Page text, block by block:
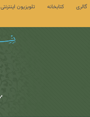
گالری کتابخانه تلویزیون اینترنتی